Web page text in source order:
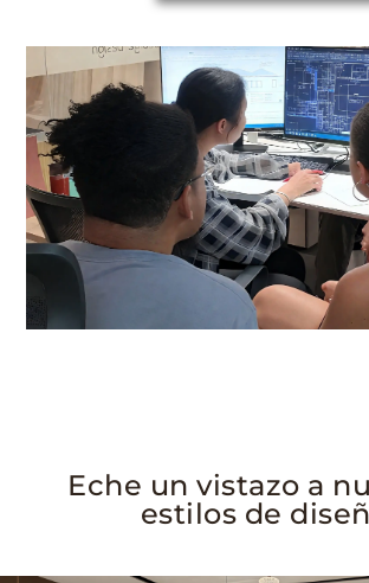
Eche un vistazo a
estilos de